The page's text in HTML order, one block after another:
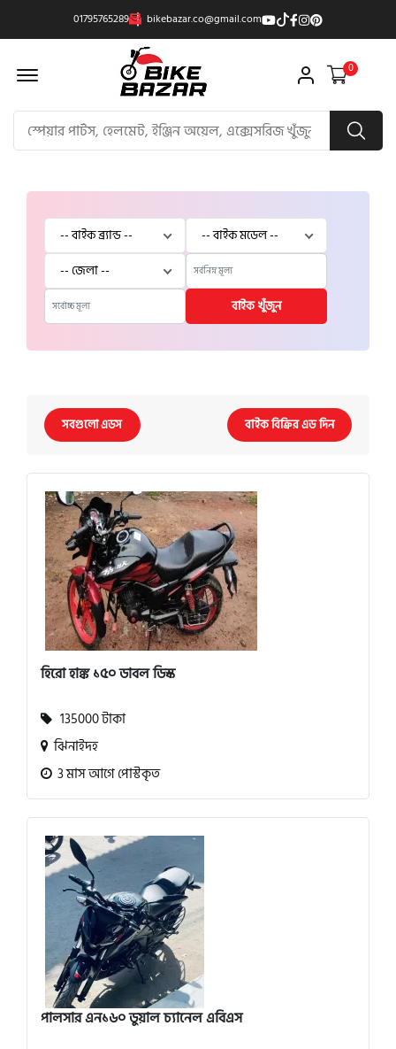
01795765289 bikebazar.co@gmail.com
Offcanvas Menu Open 0
বাইক খুঁজুন
সবগুলো এডস বাইক বিক্রির এড দিন
হিরো হাঙ্ক ১৫০ ডাবল ডিস্ক
135000 টাকা
ঝিনাইদহ
3 মাস আগে পোস্টকৃত
পালসার এন১৬০ ডুয়াল চ্যানেল এবিএস